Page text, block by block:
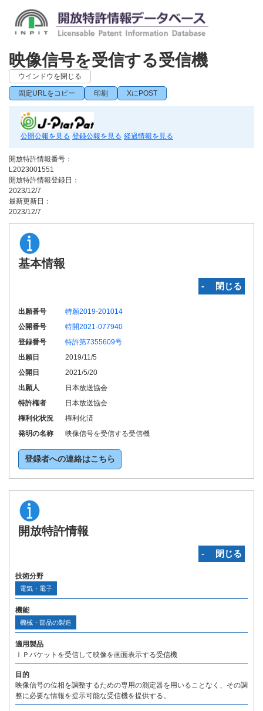
映像信号を受信する受信機
ウインドウを閉じる
固定URLをコピー 印刷 XにPOST
公開公報を見る 登録公報を見る 経過情報を見る
開放特許情報番号：
L2023001551
開放特許情報登録日：
2023/12/7
最新更新日：
2023/12/7
基本情報
‐ 閉じる
出願番号
特願2019-201014
公開番号
特開2021-077940
登録番号
特許第7355609号
出願日
2019/11/5
公開日
2021/5/20
出願人
日本放送協会
特許権者
日本放送協会
権利化状況
権利化済
発明の名称
映像信号を受信する受信機
登録者への連絡はこちら
開放特許情報
‐ 閉じる
技術分野
電気・電子
機能
機械・部品の製造
適用製品
ＩＰパケットを受信して映像を画面表示する受信機
目的
映像信号の位相を調整するための専用の測定器を用いることなく、その調
整に必要な情報を提示可能な受信機を提供する。